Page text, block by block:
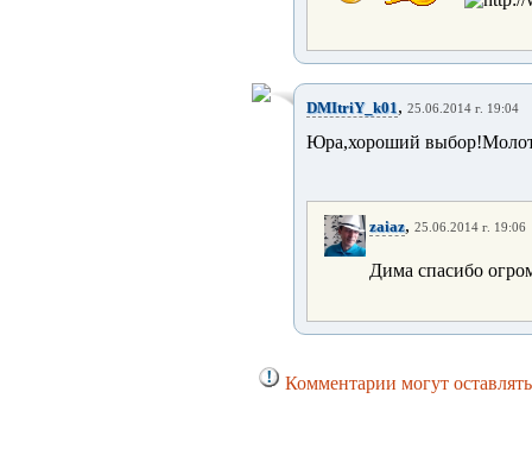
DMItriY_k01, 25.06.2014 г. 19:04
Юра,хороший
zaiaz, 25.06.2014 г. 19:06
Дима спасибо
Комментарии могут